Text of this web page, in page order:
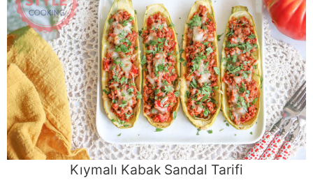
Kıymalı Kabak Sandal Tarifi